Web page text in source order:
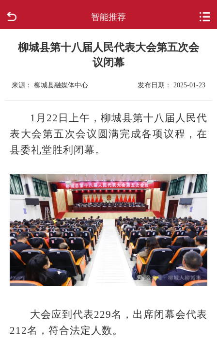
智能推荐
走进柳城
政府信息公开
网上办事
互动回应
数据专题
柳城县第十八届人民代表大会第五次会
议闭幕
来源： 柳城县融媒体中心 发布日期： 2025-01-23
1月22日上午，柳城县第十八届人民代
表大会第五次会议圆满完成各项议程，在
县委礼堂胜利闭幕。
大会应到代表229名，出席闭幕会代表
212名，符合法定人数。